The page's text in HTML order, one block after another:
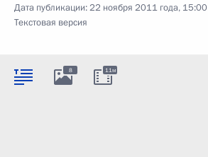
Дата публикации:22 ноября 2011 года, 15:00
Текстовая версия
8 11м